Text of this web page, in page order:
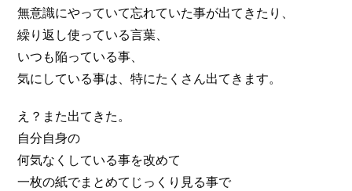
無意識にやっていて忘れていた事が出てきたり、
繰り返し使っている言葉、
いつも陥っている事、
気にしている事は、特にたくさん出てきます。
え？また出てきた。
自分自身の
何気なくしている事を改めて
一枚の紙でまとめてじっくり見る事で